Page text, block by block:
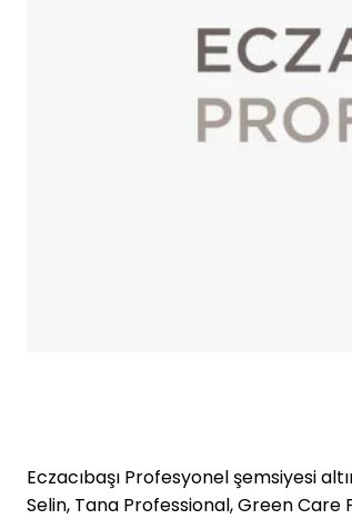
Eczacıbaşı Profesyonel şemsiyesi
Selin, Tana Professional, Green